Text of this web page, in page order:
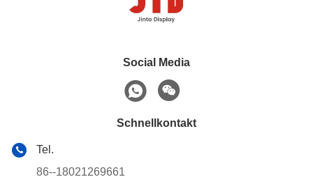
Social Media
Schnellkontakt
Tel.
86--18021269661